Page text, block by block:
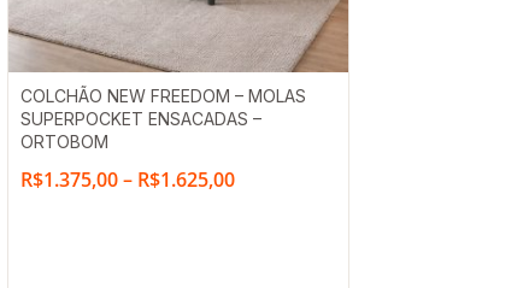
COLCHÃO NEW FREEDOM – MOLAS
SUPERPOCKET ENSACADAS –
ORTOBOM
R$1.375,00 – R$1.625,00
Faixa
de
R$1.375,00